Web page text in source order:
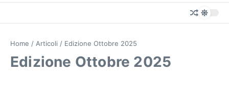
Home / Articoli / Edizione Ottobre 2025
Edizione Ottobre 2025